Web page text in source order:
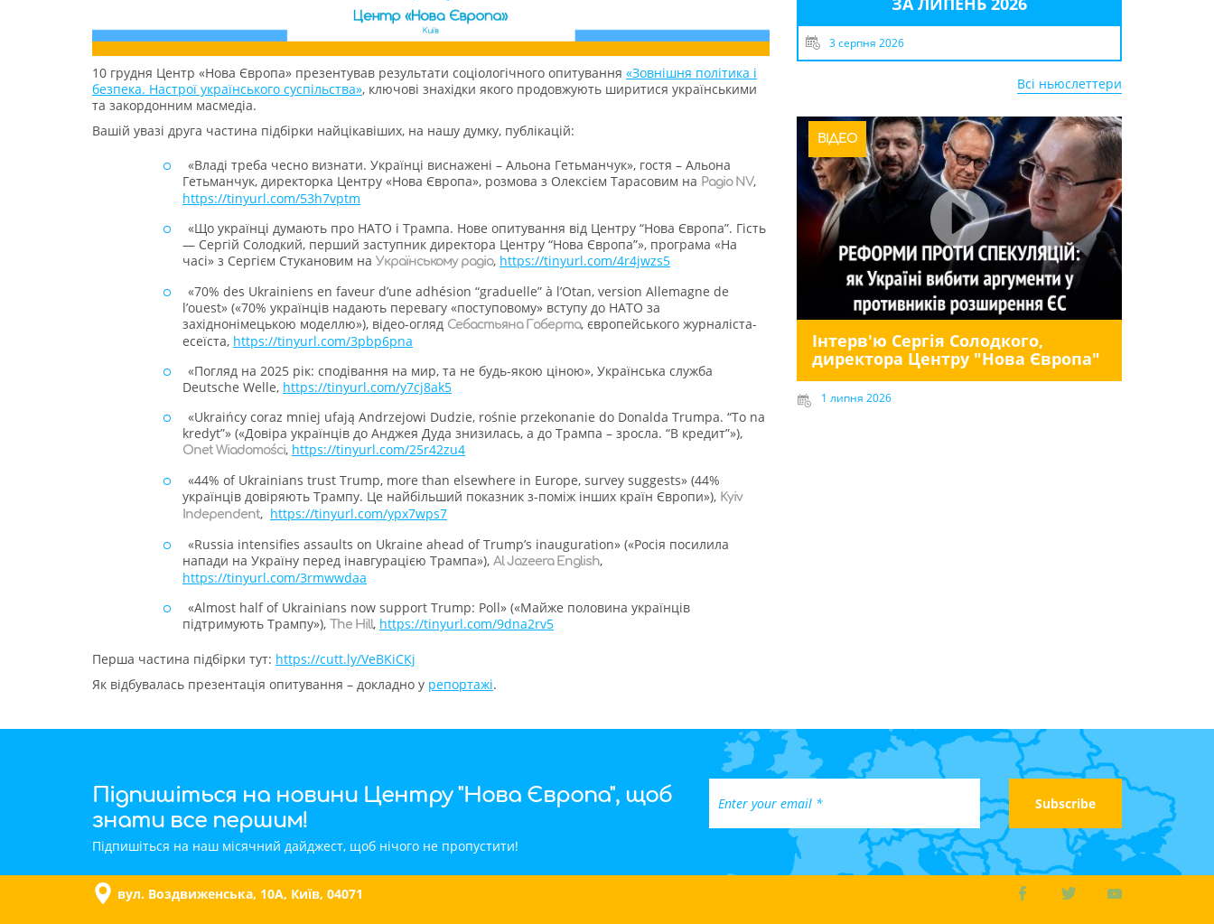
10 грудня Центр «Нова Європа» презентував результати соціологічного опитування «Зовнішня політика і
безпека. Настрої українського суспільства», ключові знахідки якого продовжують ширитися українськими
та закордонним масмедіа.
Вашій увазі друга частина підбірки найцікавіших, на нашу думку, публікацій:
«Владі треба чесно визнати. Українці виснажені – Альона Гетьманчук», гостя – Альона
Гетьманчук, директорка Центру «Нова Європа», розмова з Олексієм Тарасовим на Радіо NV,
https://tinyurl.com/53h7vptm
«Що українці думають про НАТО і Трампа. Нове опитування від Центру “Нова Європа”. Гість
— Сергій Солодкий, перший заступник директора Центру “Нова Європа”», програма «На
часі» з Сергієм Стукановим на Українському радіо, https://tinyurl.com/4r4jwzs5
«70% des Ukrainiens en faveur d’une adhésion “graduelle” à l’Otan, version Allemagne de
l’ouest» («70% українців надають перевагу «поступовому» вступу до НАТО за
західнонімецькою моделлю»), відео-огляд Себастьяна Гоберта, європейського журналіста-
есеїста, https://tinyurl.com/3pbp6pna
«Погляд на 2025 рік: сподівання на мир, та не будь-якою ціною», Українська служба
Deutsche Welle, https://tinyurl.com/y7cj8ak5
«Ukraińcy coraz mniej ufają Andrzejowi Dudzie, rośnie przekonanie do Donalda Trumpa. “To na
kredyt”» («Довіра українців до Анджея Дуда знизилась, а до Трампа – зросла. “В кредит”»),
Onet Wiadomości, https://tinyurl.com/25r42zu4
«44% of Ukrainians trust Trump, more than elsewhere in Europe, survey suggests» (44%
українців довіряють Трампу. Це найбільший показник з-поміж інших країн Європи»), Kyiv
Independent, https://tinyurl.com/ypx7wps7
«Russia intensifies assaults on Ukraine ahead of Trump’s inauguration» («Росія посилила
напади на Україну перед інавгурацією Трампа»), Al Jazeera English,
https://tinyurl.com/3rmwwdaa
«Almost half of Ukrainians now support Trump: Poll» («Майже половина українців
підтримують Трампу»), The Hill, https://tinyurl.com/9dna2rv5
Перша частина підбірки тут: https://cutt.ly/VeBKiCKj
Як відбувалась презентація опитування – докладно у репортажі.
3 серпня 2026
Всі ньюслеттери
ВІДЕО
Інтерв'ю Сергія Солодкого,
директора Центру "Нова Європа"
1 липня 2026
Підпишіться на новини Центру "Нова Європа", щоб
знати все першим!
Підпишіться на наш місячний дайджест, щоб нічого не пропустити!
вул. Воздвиженська, 10A, Київ, 04071